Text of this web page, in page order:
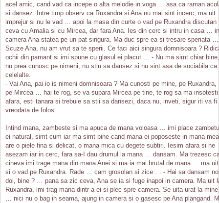
acel amic, cand vad ca incepe o alta melodie in voga … asa ca raman
si dansez. Intre timp observ ca Ruxandra si Ana nu mai sint incerc, ma uit
imprejur si nu le vad … apoi la masa din curte o vad pe Ruxandra discutan
ceva cu Amalia si cu Mircea, dar fara Ana. Ies din cerc si intru in casa … in
camera Ana statea pe un pat singura. Ma duc spre ea si tresare speriata
Scuze Ana, nu am vrut sa te sperii. Ce faci aici singura domnisoara ?
ochii din pamant si imi spune cu glasul ei placut … - Nu ma simt chiar bine,
nu prea cunosc pe nimeni, nu stiu sa dansez si nu sint asa de sociabila ca
celelalte.
- Vai Ana, pai io is nimeni domnisoara ? Ma cunosti pe mine, pe Ruxandra,
pe Mircea … hai te rog, se va supara Mircea pe tine, te rog sa ma insotesti
afara, esti tanara si trebuie sa stii sa dansezi, daca nu, inveti, sigur iti va fi
vreodata de folos.
Intind mana, zambeste si ma apuca de mana voioasa … imi place
ei natural, simt cum iar ma simt bine cand mana ei poposeste in mana
are o piele fina si delicat, o mana mica cu degete subtiri. Iesim afara si ne
asezam iar in cerc, fara sa-I dau drumul la mana … dansam. Ma trezesc
cineva imi trage mana din mana Anei si ma ia mai brutal de mana … ma uit
si o vad pe Ruxandra. Rade … cam grosolan si zice … - Hai sa dansam
doi, bine ? … pana sa zic ceva, Ana se ia si fuge inapoi in camera. Ma uit
Ruxandra, imi trag mana dintr-a ei si plec spre camera. Se uita urat la mine
… nici nu o bag in seama, ajung in camera si o gasesc pe Ana plangand.